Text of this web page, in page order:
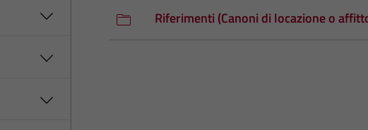
Riferimenti (Canoni di locazione o